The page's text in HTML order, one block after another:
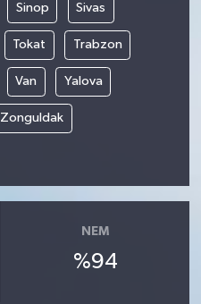
Sinop Sivas
Tokat Trabzon
Van Yalova
Zonguldak
NEM
%94